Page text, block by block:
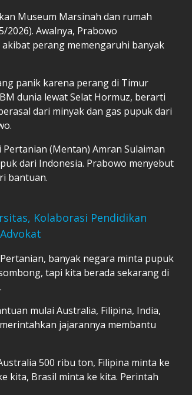
Museum Marsinah dan rumah
2026). Awalnya, Prabowo
perang memengaruhi banyak
panik karena perang di Timur
dunia lewat Selat Hormuz, berarti
dari minyak dan gas pupuk dari
(Mentan) Amran Sulaiman
dari Indonesia. Prabowo menyebut
bantuan.
Kolaborasi Pendidikan
banyak negara minta pupuk
tapi kita berada sekarang di
mulai Australia, Filipina, India,
jajarannya membantu
500 ribu ton, Filipina minta ke
kita, Brasil minta ke kita. Perintah